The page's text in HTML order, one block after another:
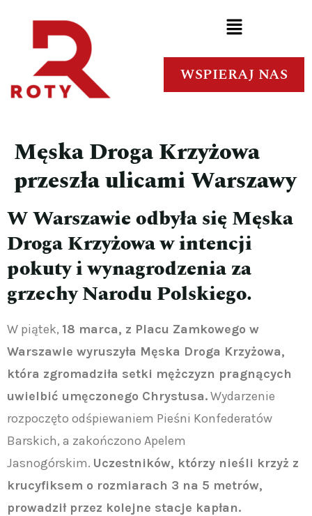
WSPIERAJ NAS
Męska Droga Krzyżowa
przeszła ulicami Warszawy
W Warszawie odbyła się Męska
Droga Krzyżowa w intencji
pokuty i wynagrodzenia za
grzechy Narodu Polskiego.
W piątek, 18 marca, z Placu Zamkowego w
Warszawie wyruszyła Męska Droga Krzyżowa,
która zgromadziła setki mężczyzn pragnących
uwielbić umęczonego Chrystusa.Wydarzenie
rozpoczęto odśpiewaniem Pieśni Konfederatów
Barskich, a zakończono Apelem
Jasnogórskim. Uczestników, którzy nieśli krzyż z
krucyfiksem o rozmiarach 3 na 5 metrów,
prowadził przez kolejne stacje kapłan.